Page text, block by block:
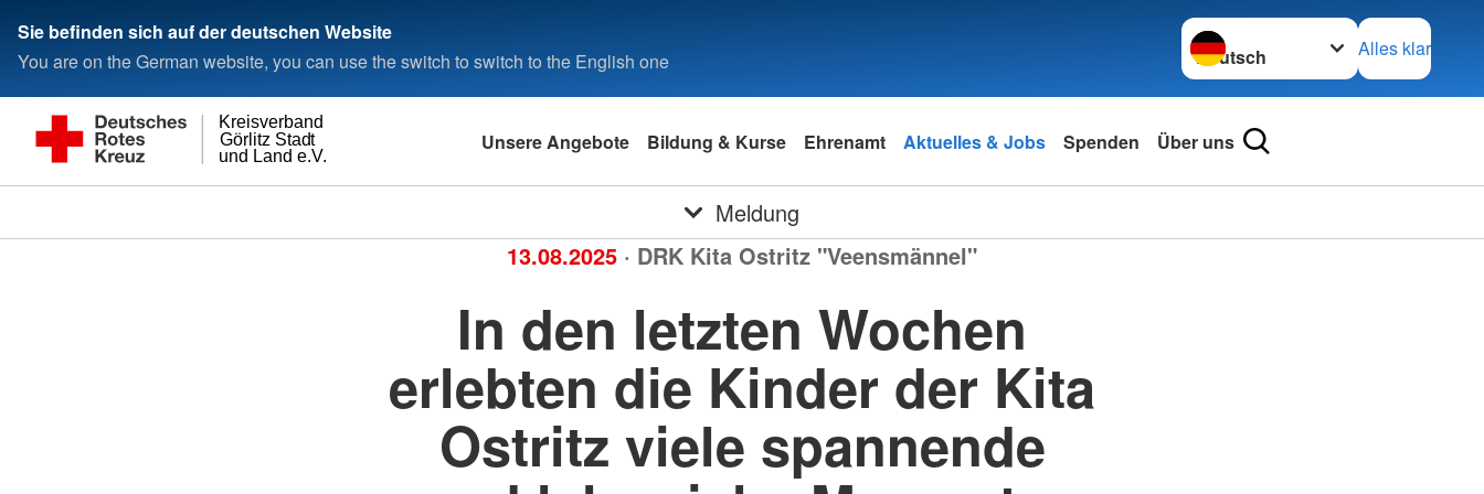
Sie befinden sich auf der deutschen Website
You are on the German website, you can use the switch to switch to the English one
Sprache wechseln zu
Alles klar
und Land e.V.
Görlitz Stadt
Kreisverband
Unsere Angebote Bildung & Kurse Ehrenamt Aktuelles & Jobs Spenden Über uns
Meldung
13.08.2025 · DRK Kita Ostritz "Veensmännel"
In den letzten Wochen
erlebten die Kinder der Kita
Ostritz viele spannende